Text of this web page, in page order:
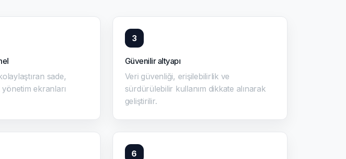
sade,
yönetim ekranları
3
Güvenilir altyapı
Veri güvenliği, erişilebilirlik ve
sürdürülebilir kullanım dikkate alınarak
geliştirilir.
6